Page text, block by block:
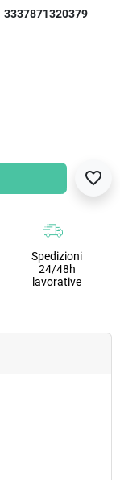
3337871320379
favorite_border
Spedizioni
24/48h
lavorative